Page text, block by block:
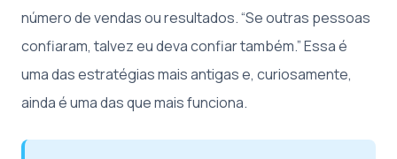
número de vendas ou resultados. “Se outras pessoas
confiaram, talvez eu deva confiar também.” Essa é
uma das estratégias mais antigas e, curiosamente,
ainda é uma das que mais funciona.